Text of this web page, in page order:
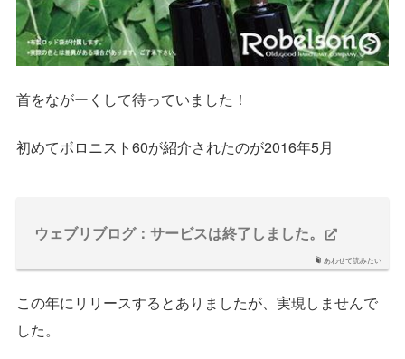
首をながーくして待っていました！
初めてボロニスト60が紹介されたのが2016年5月
あわせて読みたい
ウェブリブログ：サービスは終了しました。
この年にリリースするとありましたが、実現しませんで
した。